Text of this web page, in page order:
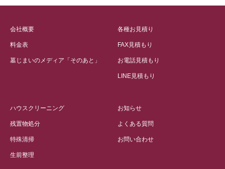
会社概要
料金表
墓じまいのメディア「そのあと」
各種お見積り
FAX見積もり
お電話見積もり
LINE見積もり
ハウスクリーニング
残置物処分
特殊清掃
生前整理
お知らせ
よくある質問
お問い合わせ